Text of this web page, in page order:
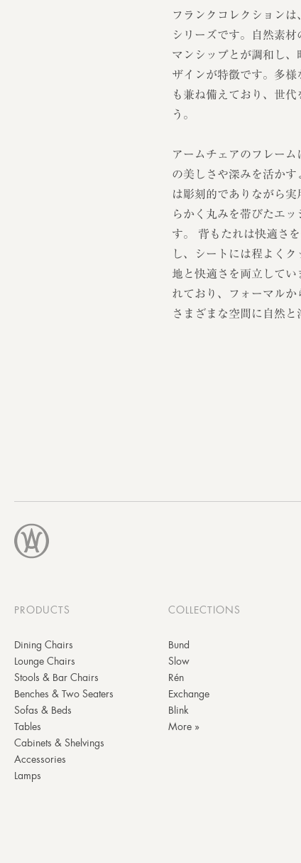
フランクコレクション
シリーズです。自然素
マンシップとが調和し
ザインが特徴です。多
も兼ね備えており、世
う。
アームチェアのフレー
の美しさや深みを活か
は彫刻的でありながら
らかく丸みを帯びたエ
す。 背もたれは快適さ
し、シートには程よく
地と快適さを両立して
れており、フォーマルか
さまざまな空間に自然と
PRODUCTS
Dining Chairs
Lounge Chairs
Stools & Bar Chairs
Benches & Two Seaters
Sofas & Beds
Tables
Cabinets & Shelvings
Accessories
Lamps
COLLECTIONS
Bund
Slow
Rén
Exchange
Blink
More »